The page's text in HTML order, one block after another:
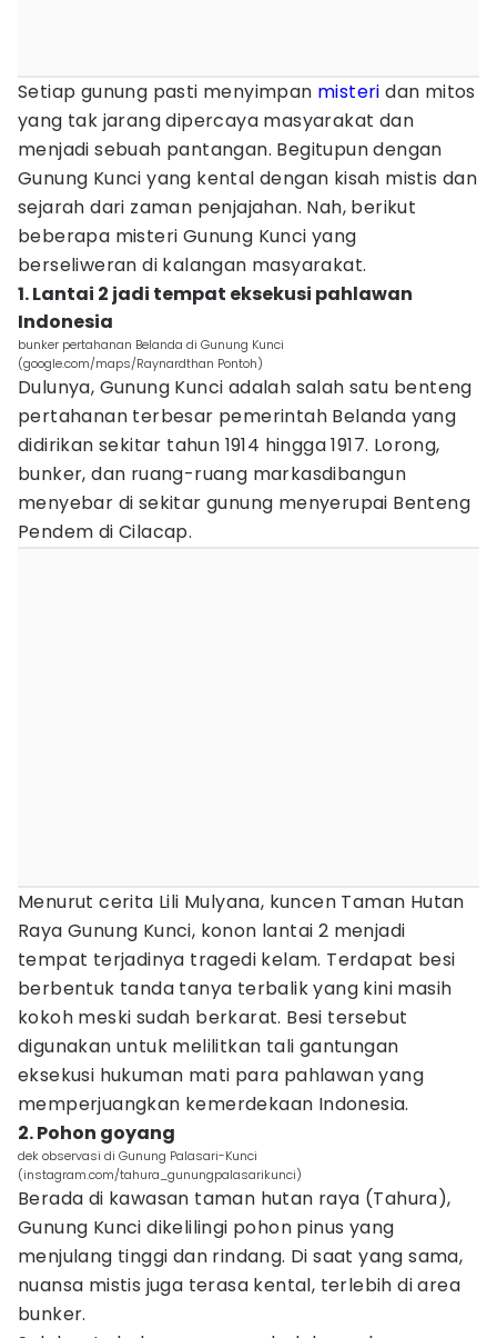
Setiap gunung pasti menyimpan misteri dan mitos
yang tak jarang dipercaya masyarakat dan
menjadi sebuah pantangan. Begitupun dengan
Gunung Kunci yang kental dengan kisah mistis dan
sejarah dari zaman penjajahan. Nah, berikut
beberapa misteri Gunung Kunci yang
berseliweran di kalangan masyarakat.
1. Lantai 2 jadi tempat eksekusi pahlawan
Indonesia
bunker pertahanan Belanda di Gunung Kunci
(google.com/maps/Raynardthan Pontoh)
Dulunya, Gunung Kunci adalah salah satu benteng
pertahanan terbesar pemerintah Belanda yang
didirikan sekitar tahun 1914 hingga 1917. Lorong,
bunker, dan ruang-ruang markasdibangun
menyebar di sekitar gunung menyerupai Benteng
Pendem di Cilacap.
Menurut cerita Lili Mulyana, kuncen Taman Hutan
Raya Gunung Kunci, konon lantai 2 menjadi
tempat terjadinya tragedi kelam. Terdapat besi
berbentuk tanda tanya terbalik yang kini masih
kokoh meski sudah berkarat. Besi tersebut
digunakan untuk melilitkan tali gantungan
eksekusi hukuman mati para pahlawan yang
memperjuangkan kemerdekaan Indonesia.
2. Pohon goyang
dek observasi di Gunung Palasari-Kunci
(instagram.com/tahura_gunungpalasarikunci)
Berada di kawasan taman hutan raya (Tahura),
Gunung Kunci dikelilingi pohon pinus yang
menjulang tinggi dan rindang. Di saat yang sama,
nuansa mistis juga terasa kental, terlebih di area
bunker.